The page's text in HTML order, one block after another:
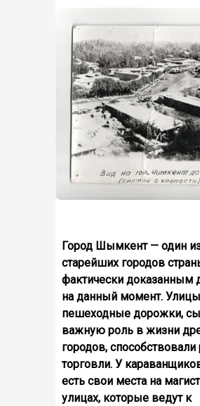
Город Шымкент — один
старейших городов
фактически доказанным
на данный момент.
пешеходные дорожки,
важную роль в жизни
городов,
торговли. У
есть свои места на
улицах, которые ведут к